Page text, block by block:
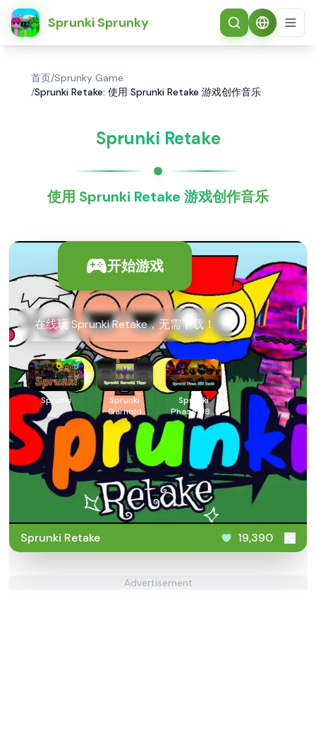
Sprunki Sprunky
简体中文
首页/Sprunky Game
/Sprunki Retake: 使用 Sprunki Retake 游戏创作音乐
Sprunki Retake
使用 Sprunki Retake 游戏创作音乐
开始游戏
在线玩 Sprunki Retake，无需下载！
Sprunki
Sprunki
Garnold
Time
Sprunki
Phase 888
Death
Sprunki Retake 19,390
Advertisement